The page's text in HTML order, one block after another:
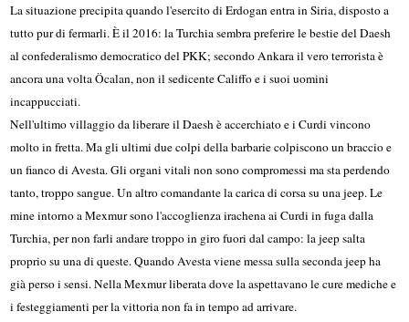
La situazione precipita quando l'esercito di Erdogan entra in Siria, disposto a
tutto pur di fermarli. È il 2016: la Turchia sembra preferire le bestie del Daesh
al confederalismo democratico del PKK; secondo Ankara il vero terrorista è
ancora una volta Öcalan, non il sedicente Califfo e i suoi uomini
incappucciati.
Nell'ultimo villaggio da liberare il Daesh è accerchiato e i Curdi vincono
molto in fretta. Ma gli ultimi due colpi della barbarie colpiscono un braccio e
un fianco di Avesta. Gli organi vitali non sono compromessi ma sta perdendo
tanto, troppo sangue. Un altro comandante la carica di corsa su una jeep. Le
mine intorno a Mexmur sono l'accoglienza irachena ai Curdi in fuga dalla
Turchia, per non farli andare troppo in giro fuori dal campo: la jeep salta
proprio su una di queste.Quando Avesta viene messa sulla seconda jeep ha
già perso i sensi. Nella Mexmur liberata dove la aspettavano le cure mediche e
i festeggiamenti per la vittoria non fa in tempo ad arrivare.